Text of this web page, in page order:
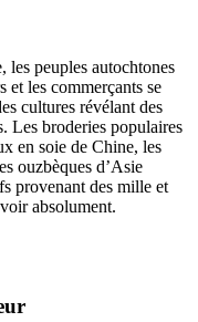
les peuples autochtones
et les commerçants se
cultures révélant des
Les broderies populaires
en soie de Chine, les
ouzbèques d’Asie
provenant des mille et
absolument.